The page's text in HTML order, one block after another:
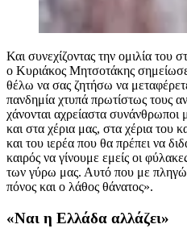
Και συνεχίζοντας την ομιλία
ο Κυριάκος Μητσοτάκης
θέλω να σας ζητήσω να
πανδημία χτυπά πρωτίστως τους
χάνονται αχρείαστα
και στα χέρια μας, στα χέρια του
και του ιερέα που θα πρέπει να
καιρός να γίνουμε εμείς οι
των γύρω μας. Αυτό που με
πόνος και ο λάθος θάνατος».
«Ναι η Ελλάδα αλλάζει»